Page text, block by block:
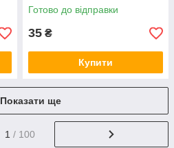
Готово до відправки
35 ₴
Купити
Показати ще
1 / 100